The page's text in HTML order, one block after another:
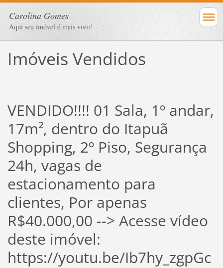
Carolina Gomes
Aqui seu imóvel é mais visto!
Imóveis Vendidos
VENDIDO!!!! 01 Sala, 1º andar,
17m², dentro do Itapuã
Shopping, 2º Piso, Segurança
24h, vagas de
estacionamento para
clientes, Por apenas
R$40.000,00 --> Acesse vídeo
deste imóvel:
https://youtu.be/Ib7hy_zgpGc